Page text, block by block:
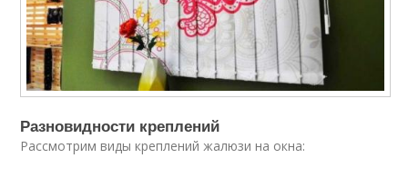
Разновидности креплений
Рассмотрим виды креплений жалюзи на окна: